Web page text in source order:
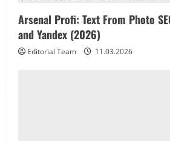
a
t
i
Arsenal Profi: Text From Photo
and Yandex (2026)
Editorial Team 11.03.2026